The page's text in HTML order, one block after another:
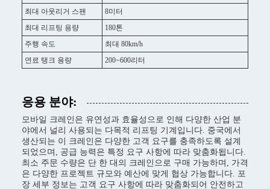
최대 아웃리거 스팬
8미터
최대 리프팅 용량
180톤
주행 속도
최대 80km/h
연료 탱크 용량
200~600리터
응용 분야:
모바일 크레인은 유연성과 효율성으로 인해 다양한 산업 분
야에서 널리 사용되는 다목적 리프팅 기계입니다. 중국에서
생산되는 이 크레인은 다양한 고객 요구를 충족하도록 설계
되었으며, 공급 능력은 특정 요구 사항에 따라 맞춤화됩니다.
최소 주문 수량은 단 한 대의 크레인으로 구매 가능하며, 가격
은 다양한 프로젝트 규모와 예산에 맞게 협상 가능합니다. 포
장 세부 정보는 고객 요구 사항에 따라 맞춤화되어 안전하고